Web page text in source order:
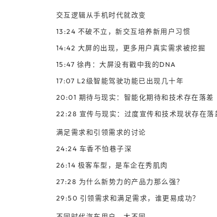
交互逻辑从手机时代就改变
13:24 不破不立，新交互培养新用户习惯
14:42 大屏的出现，更多用户真实需求被挖掘
15:47 徐冉：大屏没有戳中我的DNA
17:07 L2级智能驾驶功能已出现几十年
20:01 期待与现实：智能化期待和技术存在落差
22:28 宣传与现实：过度宣传和技术现状存在落
满足需求和引领需求的讨论
24:24 车香不怕巷子深
26:14 极客车型，是车企在秀肌肉
27:28 为什么新势力的产品力那么强？
29:50 引领需求和满足需求，谁更易成功？